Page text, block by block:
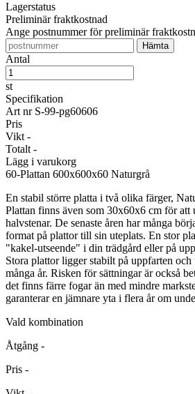
Lagerstatus
Preliminär fraktkostnad
Ange postnummer för preliminär
Antal
st
Specifikation
Art nr S-99-pg60606
Pris
Vikt -
Totalt -
Lägg i varukorg
60-Plattan 600x600x60 Naturgrå
En stabil större platta i två olika färger,
Plattan finns även som 30x60x6 cm för att
halvstenar. De senaste åren har många
format på plattor till sin uteplats. En stor
"kakel-utseende" i din trädgård eller på
Stora plattor ligger stabilt på uppfarten och
många år. Risken för sättningar är också
det finns färre fogar än med mindre
garanterar en jämnare yta i flera år om
Vald kombination
Åtgång -
Pris -